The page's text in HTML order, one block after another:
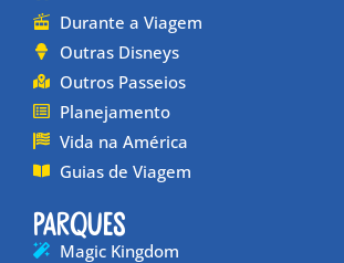
Durante a Viagem
Outras Disneys
Outros Passeios
Planejamento
Vida na América
Guias de Viagem
Parques
Magic Kingdom